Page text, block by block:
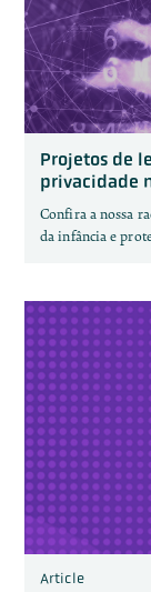
Projetos de
privacidade
Confira a nossa
da infância e
Article